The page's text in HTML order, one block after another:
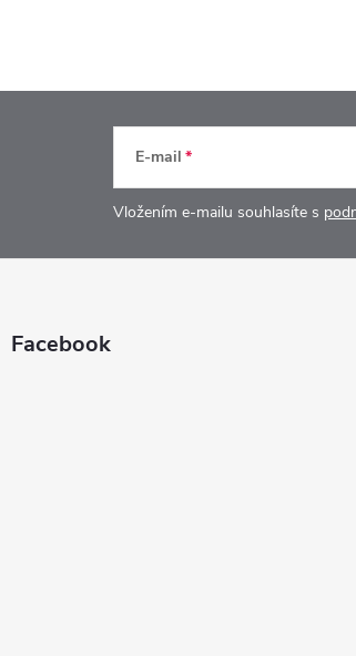
E-mail
Vložením e-mailu souhlasíte s
Facebook